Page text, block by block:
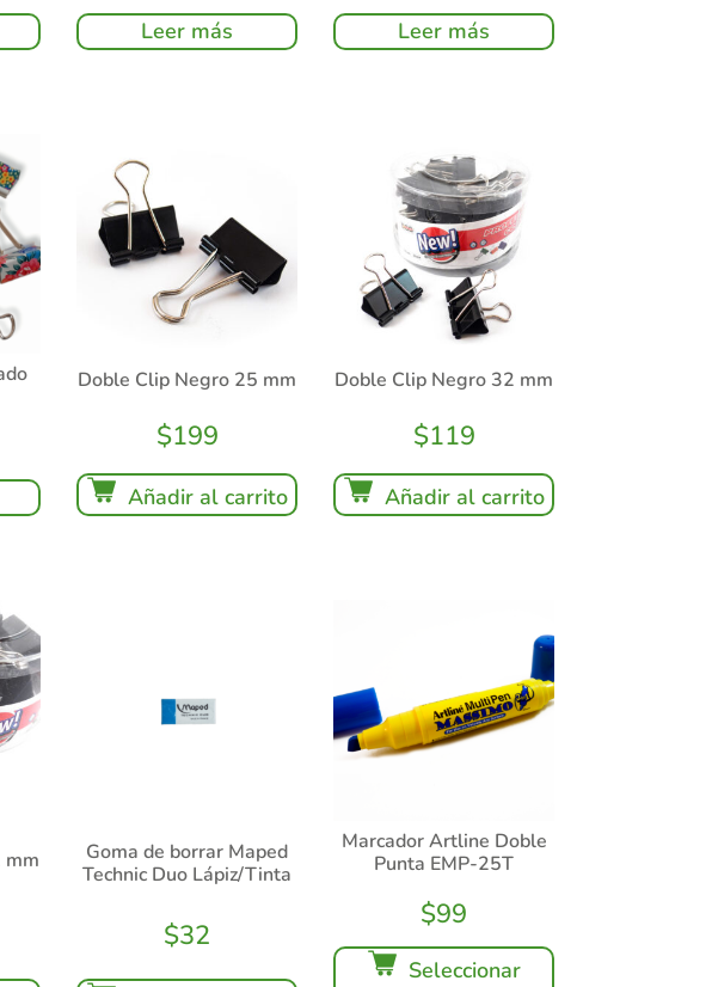
Leer más Leer más
Doble Clip Negro 25 mm
$199
Añadir al carrito
Doble Clip Negro 32 mm
$119
Añadir al carrito
mm
Goma de borrar Maped
Technic Duo Lápiz/Tinta
$32
Marcador Artline Doble
Punta EMP-25T
$99
Seleccionar